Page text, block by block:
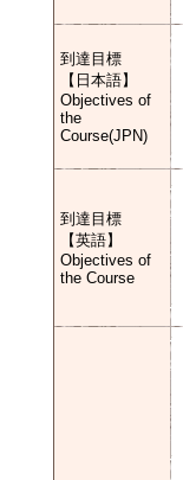
到達目標
【日本語】
Objectives of
the
Course(JPN)
到達目標
【英語】
Objectives of
the Course